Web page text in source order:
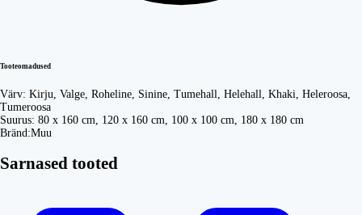
Tooteomadused
Värv: Kirju, Valge, Roheline, Sinine, Tumehall, Helehall, Khaki, Heleroosa,
Tumeroosa
Suurus: 80 x 160 cm, 120 x 160 cm, 100 x 100 cm, 180 x 180 cm
Bränd:Muu
Sarnased tooted